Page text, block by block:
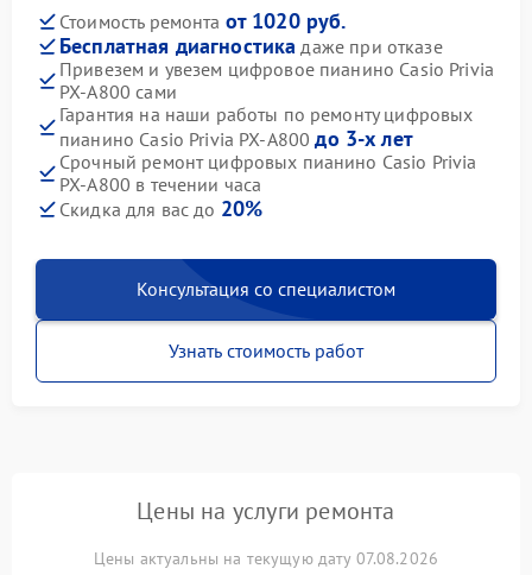
Стоимость ремонта от 1020 руб.
Бесплатная диагностика даже при отказе
Привезем и увезем цифровое пианино Casio Privia
PX-A800 сами
Гарантия на наши работы по ремонту цифровых
пианино Casio Privia PX-A800до 3-х лет
Срочный ремонт цифровых пианино Casio Privia
PX-A800 в течении часа
Скидка для вас до 20%
Консультация со специалистом
Узнать стоимость работ
Цены на услуги ремонта
Цены актуальны на текущую дату 07.08.2026